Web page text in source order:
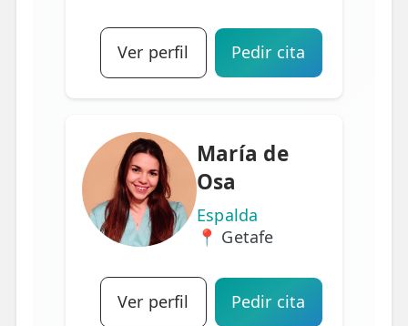
Ver perfil Pedir cita
María de
Osa
Espalda
📍 Getafe
Ver perfil Pedir cita